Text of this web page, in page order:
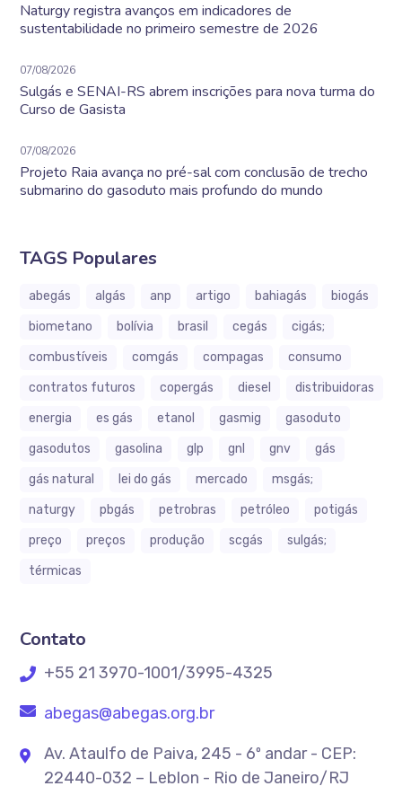
Naturgy registra avanços em indicadores de
sustentabilidade no primeiro semestre de 2026
07/08/2026
Sulgás e SENAI-RS abrem inscrições para nova turma do
Curso de Gasista
07/08/2026
Projeto Raia avança no pré-sal com conclusão de trecho
submarino do gasoduto mais profundo do mundo
TAGS Populares
abegás algás anp artigo bahiagás
biogás
biometano
bolívia brasil cegás
cigás;
combustíveis
comgás compagas
consumo
contratos futuros
copergás diesel
distribuidoras
energia
es gás etanol gasmig
gasoduto
gasodutos
gasolina glp gnl gnv
gás
gás natural
lei do gás mercado
msgás;
naturgy
pbgás petrobras petróleo
potigás
preço
preços produção scgás
sulgás;
térmicas
Contato
+55 21 3970-1001/3995-4325
abegas@abegas.org.br
Av. Ataulfo de Paiva, 245 - 6º andar - CEP:
22440-032 – Leblon - Rio de Janeiro/RJ